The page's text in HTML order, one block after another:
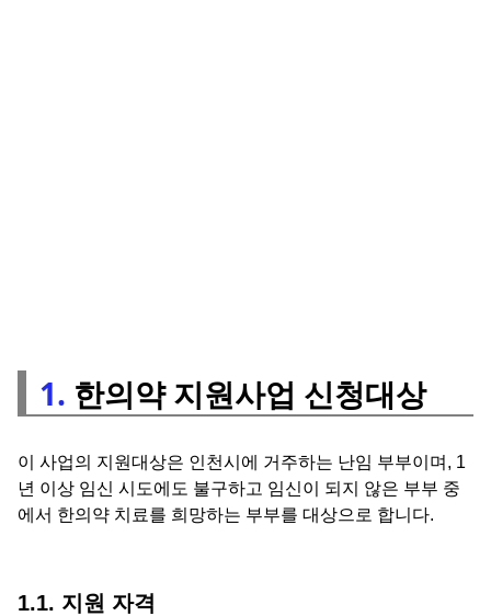
1. 한의약 지원사업 신청대상
이 사업의 지원대상은 인천시에 거주하는 난임 부부이며, 1
년 이상 임신 시도에도 불구하고 임신이 되지 않은 부부 중
에서 한의약 치료를 희망하는 부부를 대상으로 합니다.
1.1. 지원 자격